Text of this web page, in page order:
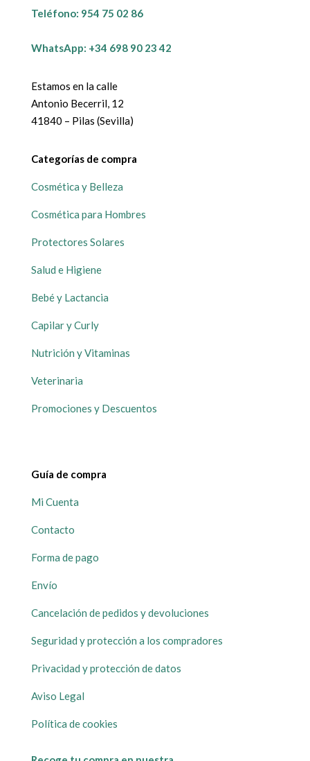
Teléfono: 954 75 02 86
WhatsApp: +34 698 90 23 42
Estamos en la calle
Antonio Becerril, 12
41840 – Pilas (Sevilla)
Categorías de compra
Cosmética y Belleza
Cosmética para Hombres
Protectores Solares
Salud e Higiene
Bebé y Lactancia
Capilar y Curly
Nutrición y Vitaminas
Veterinaria
Promociones y Descuentos
Guía de compra
Mi Cuenta
Contacto
Forma de pago
Envío
Cancelación de pedidos y devoluciones
Seguridad y protección a los compradores
Privacidad y protección de datos
Aviso Legal
Política de cookies